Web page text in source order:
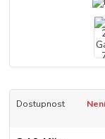
Dostupnost